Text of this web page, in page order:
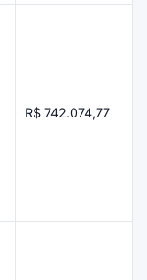
R$ 742.074,77